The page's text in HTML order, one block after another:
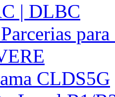
| DLBC
CLDS5G